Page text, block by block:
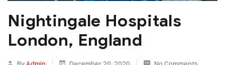
Nightingale Hospitals
London, England